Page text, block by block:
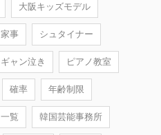
大阪キッズモデル
家事 シュタイナー
ギャン泣き ピアノ教室
確率 年齢制限
一覧 韓国芸能事務所